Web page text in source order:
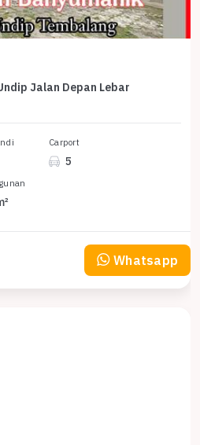
Jalan Depan Lebar
Carport
5
Whatsapp